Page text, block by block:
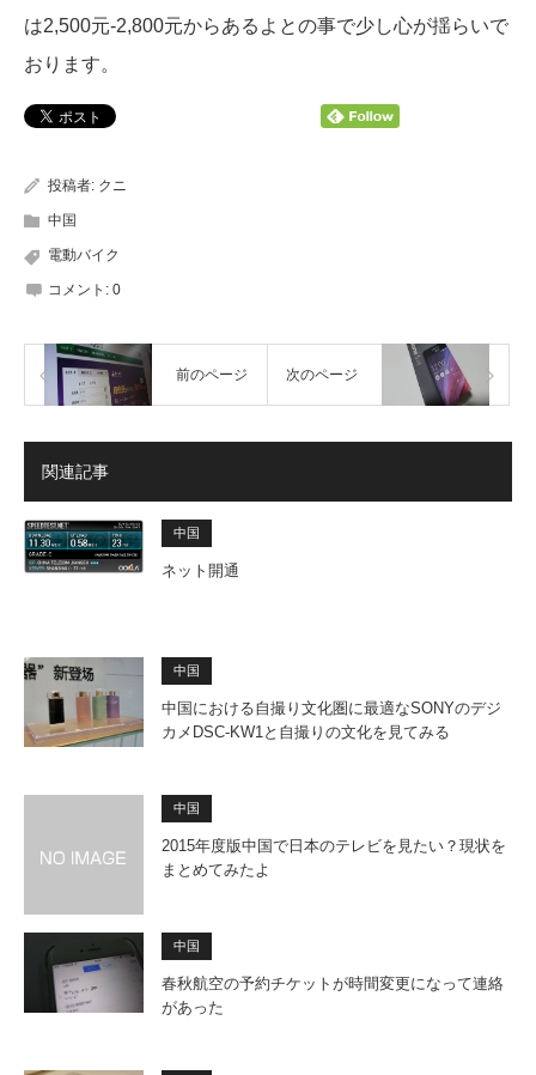
は2,500元-2,800元からあるよとの事で少し心が揺らいで
おります。
投稿者: クニ
中国
電動バイク
コメント: 0
前のページ 次のページ
関連記事
中国
ネット開通
中国
中国における自撮り文化圏に最適なSONYのデジ
カメDSC-KW1と自撮りの文化を見てみる
中国
2015年度版中国で日本のテレビを見たい？現状を
まとめてみたよ
中国
春秋航空の予約チケットが時間変更になって連絡
があった